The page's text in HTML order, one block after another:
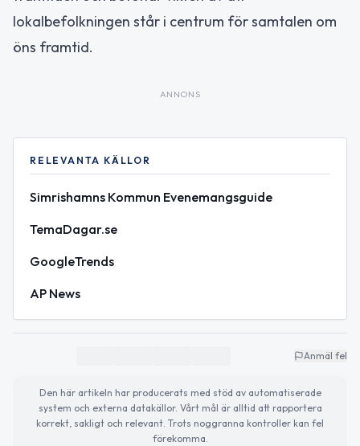
lokalbefolkningen står i centrum för samtalen om
öns framtid.
ANNONS
RELEVANTA KÄLLOR
Simrishamns Kommun Evenemangsguide
TemaDagar.se
GoogleTrends
AP News
Anmäl fel
Den här artikeln har producerats med stöd av automatiserade
system och externa datakällor. Vårt mål är alltid att rapportera
korrekt, sakligt och relevant. Trots noggranna kontroller kan fel
förekomma.